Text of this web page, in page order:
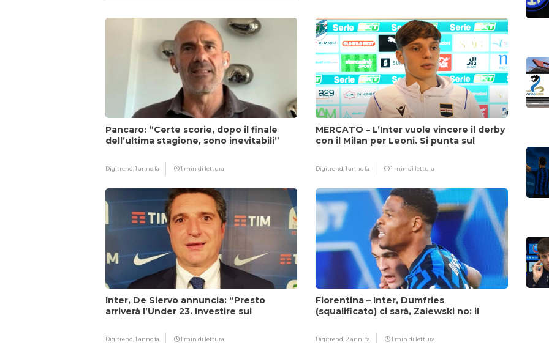
Pancaro: “Certe scorie, dopo il finale
dell’ultima stagione, sono inevitabili”
Digitrend,1 anno fa 1 min di lettura
MERCATO – L’Inter vuole vincere il derby
con il Milan per Leoni. Si punta sul
Digitrend,1 anno fa 1 min di lettura
Inter, De Siervo annuncia: “Presto
arriverà l’Under 23. Investire sui
Digitrend,1 anno fa 1 min di lettura
Fiorentina – Inter, Dumfries
(squalificato) ci sarà, Zalewski no: il
Digitrend,2 anni fa 1 min di lettura